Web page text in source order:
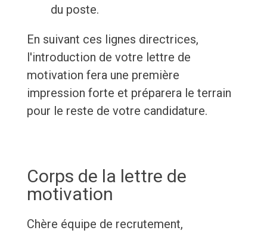
du poste.
En suivant ces lignes directrices,
l'introduction de votre lettre de
motivation fera une première
impression forte et préparera le terrain
pour le reste de votre candidature.
Corps de la lettre de
motivation
Chère équipe de recrutement,